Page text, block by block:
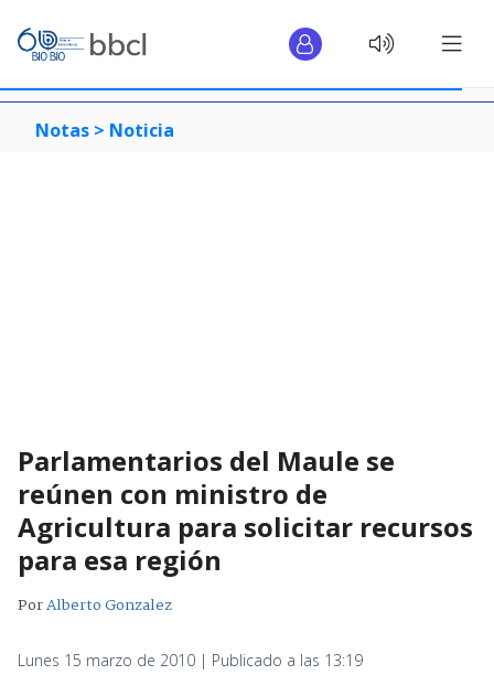
Notas > Noticia
Parlamentarios del Maule se
reúnen con ministro de
Agricultura para solicitar recursos
para esa región
PorAlberto Gonzalez
Lunes 15 marzo de 2010 | Publicado a las 13:19